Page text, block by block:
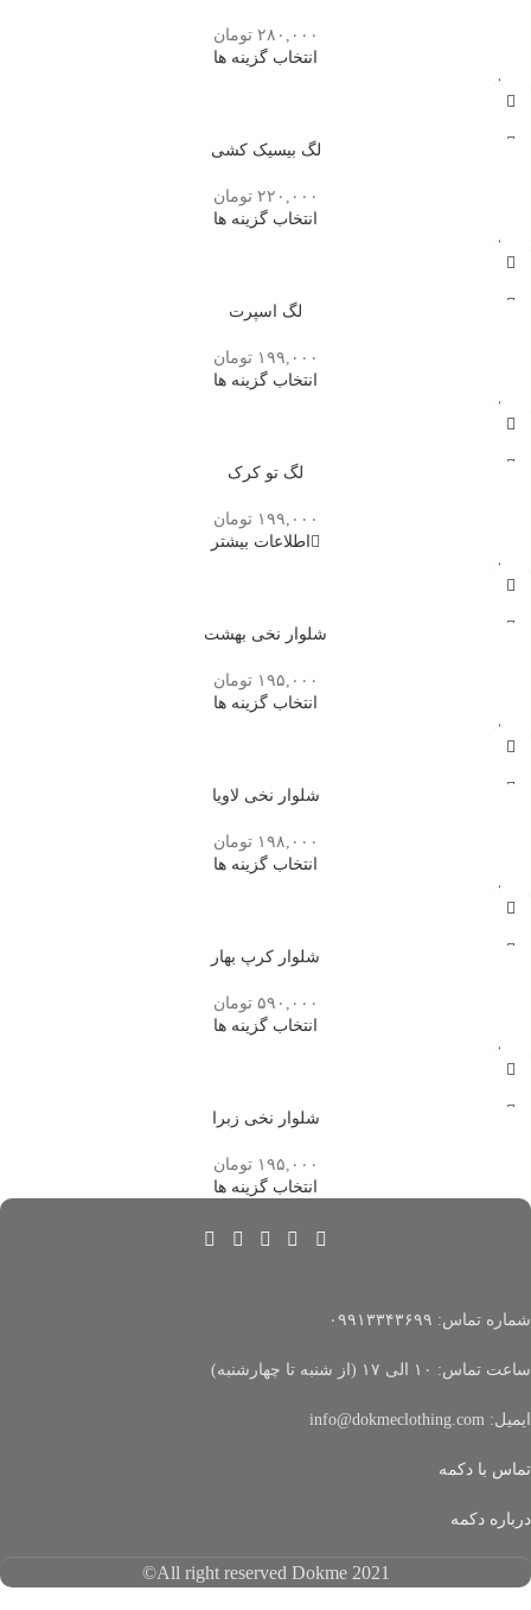
۲۸۰,۰۰۰ تومان
انتخاب گزینه ها
تمام
شده
لگ‌ بیسیک کشی
۲۲۰,۰۰۰ تومان
انتخاب گزینه ها
تمام
شده
لگ اسپرت
۱۹۹,۰۰۰ تومان
انتخاب گزینه ها
تمام
شده
لگ تو کرک
۱۹۹,۰۰۰ تومان
اطلاعات بیشتر
تمام
شده
شلوار نخی بهشت
۱۹۵,۰۰۰ تومان
انتخاب گزینه ها
تمام
شده
شلوار نخی لاویا
۱۹۸,۰۰۰ تومان
انتخاب گزینه ها
تمام
شده
شلوار کرپ بهار
۵۹۰,۰۰۰ تومان
انتخاب گزینه ها
تمام
شده
شلوار نخی زبرا
۱۹۵,۰۰۰ تومان
انتخاب گزینه ها
شماره تماس: ۰۹۹۱۳۳۴۳۶۹۹
ساعت تماس: ۱۰ الی ۱۷ (از شنبه تا چهارشنبه)
ایمیل: info@dokmeclothing.com
تماس با دکمه
درباره دکمه
All right reserved Dokme 2021©